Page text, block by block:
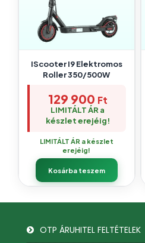
IScooter I9 Elektromos
Roller 350/500W
129 900 Ft
LIMITÁLT ÁR a
készlet erejéig!
LIMITÁLT ÁR a készlet
erejéig!
Kosárba teszem
OTP ÁRUHITEL FELTÉTELEK